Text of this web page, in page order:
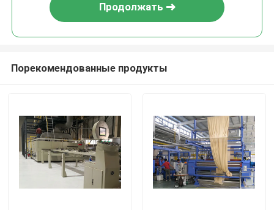
Продолжать
Порекомендованные продукты